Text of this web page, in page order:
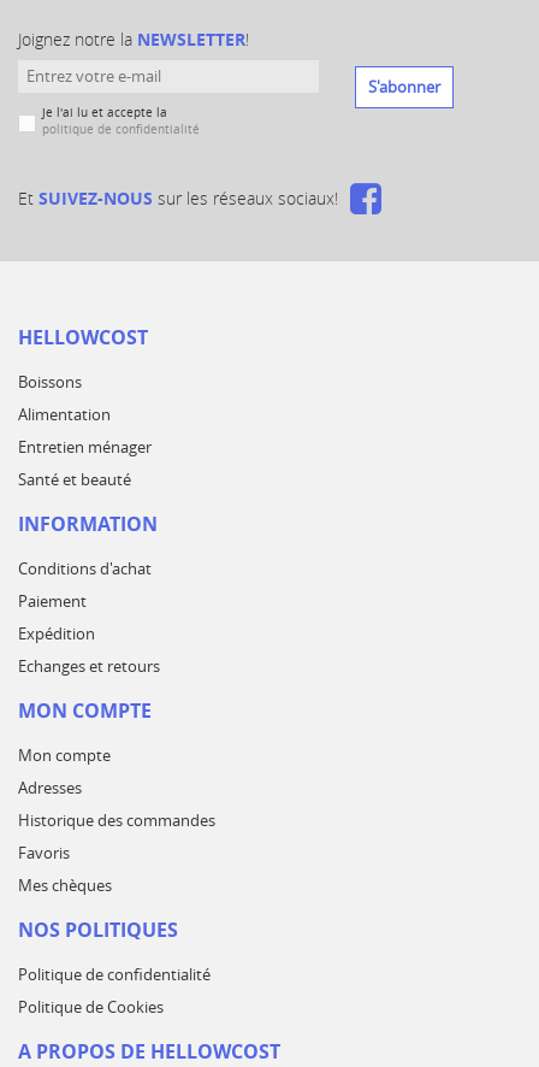
Joignez notre la NEWSLETTER!
Je l'ai lu et accepte la
politique de confidentialité
S'abonner
Et SUIVEZ-NOUS sur les réseaux sociaux!
HELLOWCOST
Boissons
Alimentation
Entretien ménager
Santé et beauté
INFORMATION
Conditions d'achat
Paiement
Expédition
Echanges et retours
MON COMPTE
Mon compte
Adresses
Historique des commandes
Favoris
Mes chèques
NOS POLITIQUES
Politique de confidentialité
Politique de Cookies
A PROPOS DE HELLOWCOST